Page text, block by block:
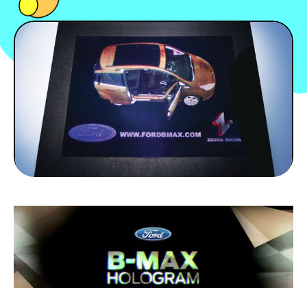
PEOPLE
FOOD
BONS PLANS
SOUTENEZ KULTT